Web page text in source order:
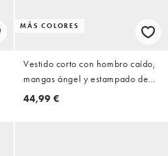
MÁS COLORES
Vestido corto con hombro caído,
mangas ángel y estampado de
lunares de malla de ASOS
44,99 €